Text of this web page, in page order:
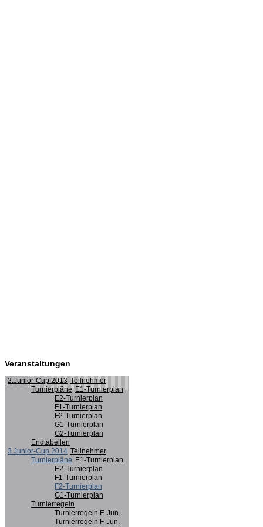
Veranstaltungen
2.Junior-Cup 2013 Teilnehmer
Turnierpläne E1-Turnierplan
E2-Turnierplan
F1-Turnierplan
F2-Turnierplan
G1-Turnierplan
G2-Turnierplan
Endtabellen
3.Junior-Cup 2014 Teilnehmer
Turnierpläne E1-Turnierplan
E2-Turnierplan
F1-Turnierplan
F2-Turnierplan
G1-Turnierplan
Turnierregeln
Turnierregeln E-Jun.
Turnierregeln F-Jun.